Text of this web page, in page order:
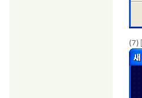
(7)